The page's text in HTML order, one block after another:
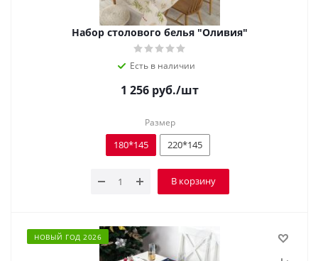
Набор столового белья "Оливия"
Есть в наличии
1 256 руб./шт
Размер
180*145 220*145
В корзину
НОВЫЙ ГОД 2026